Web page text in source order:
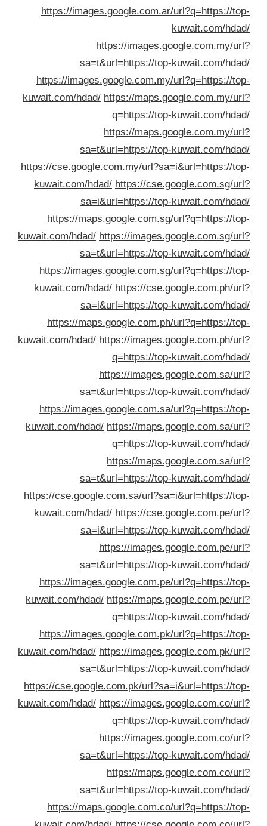
https://images.google.com.ar/url?q=https://
kuwait.com/
https://images.google.com.my/
sa=t&url=https://top-kuwait.com/
https://images.google.com.my/url?q=https://
kuwait.com/hdad/ https://maps.google.com.my/
q=https://top-kuwait.com/
https://maps.google.com.my/
sa=t&url=https://top-kuwait.com/
https://cse.google.com.my/url?sa=i&url=https://
kuwait.com/hdad/ https://cse.google.com.sg/
sa=i&url=https://top-kuwait.com/
https://maps.google.com.sg/url?q=https://
kuwait.com/hdad/ https://images.google.com.sg/
sa=t&url=https://top-kuwait.com/
https://images.google.com.sg/url?q=https://
kuwait.com/hdad/ https://cse.google.com.ph/
sa=i&url=https://top-kuwait.com/
https://maps.google.com.ph/url?q=https://
kuwait.com/hdad/ https://images.google.com.ph/
q=https://top-kuwait.com/
https://images.google.com.sa/
sa=t&url=https://top-kuwait.com/
https://images.google.com.sa/url?q=https://
kuwait.com/hdad/ https://maps.google.com.sa/
q=https://top-kuwait.com/
https://maps.google.com.sa/
sa=t&url=https://top-kuwait.com/
https://cse.google.com.sa/url?sa=i&url=https://
kuwait.com/hdad/ https://cse.google.com.pe/
sa=i&url=https://top-kuwait.com/
https://images.google.com.pe/
sa=t&url=https://top-kuwait.com/
https://images.google.com.pe/url?q=https://
kuwait.com/hdad/ https://maps.google.com.pe/
q=https://top-kuwait.com/
https://images.google.com.pk/url?q=https://
kuwait.com/hdad/ https://images.google.com.pk/
sa=t&url=https://top-kuwait.com/
https://cse.google.com.pk/url?sa=i&url=https://
kuwait.com/hdad/ https://images.google.com.co/
q=https://top-kuwait.com/
https://images.google.com.co/
sa=t&url=https://top-kuwait.com/
https://maps.google.com.co/
sa=t&url=https://top-kuwait.com/
https://maps.google.com.co/url?q=https://